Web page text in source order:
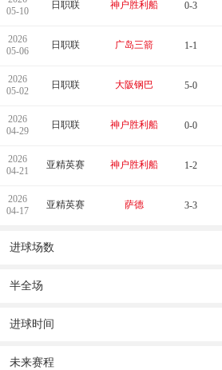
05-10
日职联 神户胜利船 0-3
2026
05-06
日职联 广岛三箭 1-1
2026
05-02
日职联 大阪钢巴 5-0
2026
04-29
日职联 神户胜利船 0-0
2026
04-21
亚精英赛 神户胜利船 1-2
2026
04-17
亚精英赛 萨德 3-3
进球场数
半全场
进球时间
未来赛程